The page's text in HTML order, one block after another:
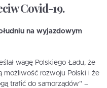
Covid-19.
na wyjazdowym
wagę Polskiego Ładu, że
możliwość rozwoju Polski i że
trafić do samorządów” –